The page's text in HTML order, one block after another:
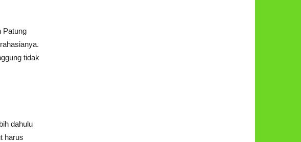
Patung
tidak
dahulu
harus